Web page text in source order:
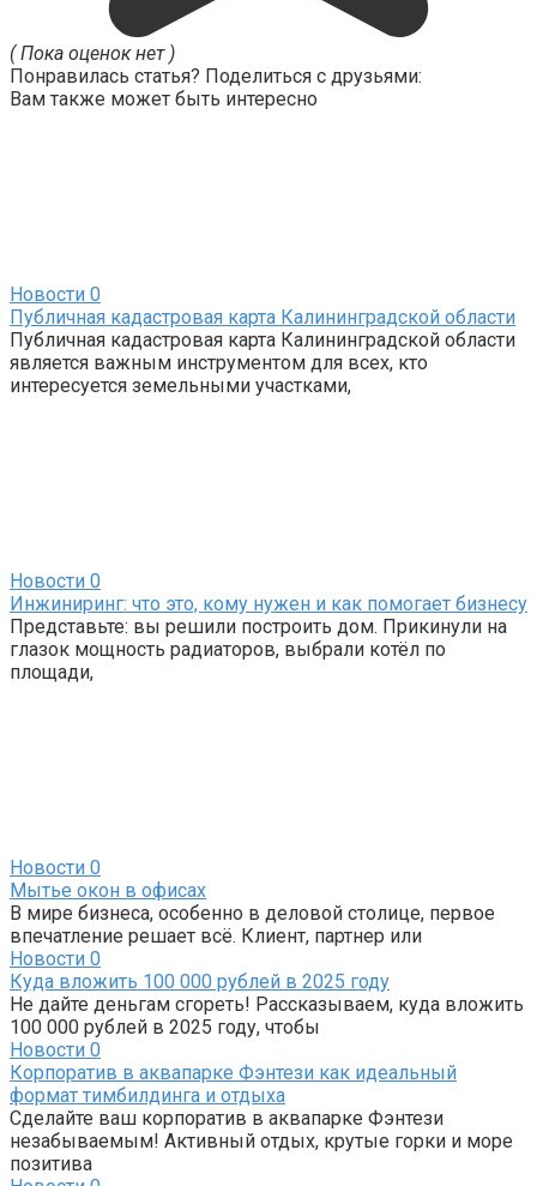
( Пока оценок нет )
Понравилась статья? Поделиться с друзьями:
Вам также может быть интересно
Новости 0
Публичная кадастровая карта Калининградской области
Публичная кадастровая карта Калининградской области
является важным инструментом для всех, кто
интересуется земельными участками,
Новости 0
Инжиниринг: что это, кому нужен и как помогает бизнесу
Представьте: вы решили построить дом. Прикинули на
глазок мощность радиаторов, выбрали котёл по
площади,
Новости 0
Мытье окон в офисах
В мире бизнеса, особенно в деловой столице, первое
впечатление решает всё. Клиент, партнер или
Новости 0
Куда вложить 100 000 рублей в 2025 году
Не дайте деньгам сгореть! Рассказываем, куда вложить
100 000 рублей в 2025 году, чтобы
Новости 0
Корпоратив в аквапарке Фэнтези как идеальный
формат тимбилдинга и отдыха
Сделайте ваш корпоратив в аквапарке Фэнтези
незабываемым! Активный отдых, крутые горки и море
позитива